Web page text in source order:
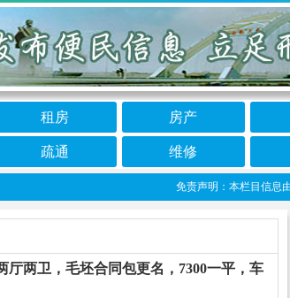
租房 房产
疏通 维修
免责声明：本栏目信息由
厅两卫，毛坯合同包更名，7300一平，车